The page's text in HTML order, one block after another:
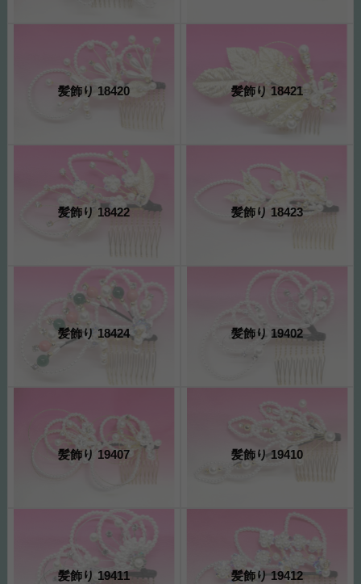
髪飾り 18420 髪飾り 18421
髪飾り 18422 髪飾り 18423
髪飾り 18424 髪飾り 19402
髪飾り 19407 髪飾り 19410
髪飾り 19411 髪飾り 19412